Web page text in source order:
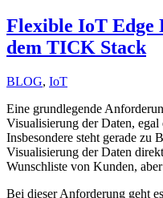
Flexible IoT Edge
dem TICK Stack
BLOG, IoT
Eine grundlegende
Visualisierung der Daten, egal
Insbesondere steht gerade zu
Visualisierung der Daten
Wunschliste von Kunden,
Bei dieser Anforderung geht